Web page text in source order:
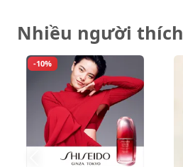
Nhiều người thích
-10%